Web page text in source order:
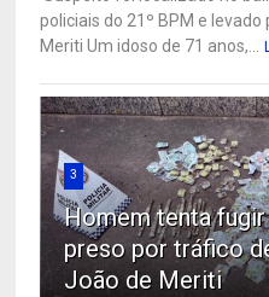
policiais do 21º BPM e
Meriti Um idoso de 71 anos,...
3
Homem tenta
preso por tráfico
João de Meriti